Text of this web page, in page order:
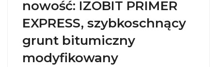
nowość: IZOBIT PRIMER
EXPRESS, szybkoschnący
grunt bitumiczny
modyfikowany